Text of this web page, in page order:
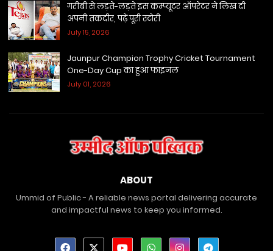
गरीबी से लड़ते-लड़ते इस कम्प्यूटर ऑपरेटर ने लिख दी
अपनी तकदीर, पढ़ें पूरी स्टोरी
July 15, 2026
Jaunpur Champion Trophy Cricket Tournament
One-Day Cup का हुआ फाइनल
July 01, 2026
ABOUT
Ummid of Public - A reliable news portal delivering accurate
and impactful news to keep you informed.